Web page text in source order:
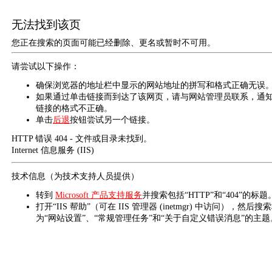
无法找到该页
您正在搜索的页面可能已经删除、更名或暂时不可用。
请尝试以下操作：
确保浏览器的地址栏中显示的网站地址的拼写和格式正确无误
如果通过单击链接而到达了该网页，请与网站管理员联系，通
链接的格式不正确。
单击后退按钮尝试另一个链接。
HTTP 错误 404 - 文件或目录未找到。
Internet 信息服务 (IIS)
技术信息（为技术支持人员提供）
转到 Microsoft 产品支持服务并搜索包括“HTTP”和“404”的标题
打开“IIS 帮助”（可在 IIS 管理器 (inetmgr) 中访问），然后搜
为“网站设置”、“常规管理任务”和“关于自定义错误消息”的主题